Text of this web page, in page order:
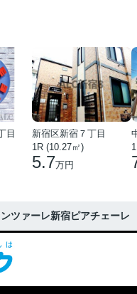
目
新宿区新宿７丁目
1R (10.27㎡)
5.7万円
ツァーレ新宿ピアチェーレ